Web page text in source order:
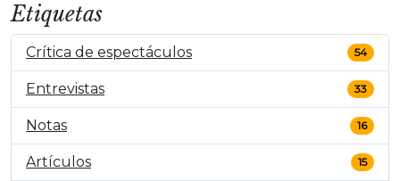
Etiquetas
Crítica de espectáculos 54
Entrevistas 33
Notas 16
Artículos 15